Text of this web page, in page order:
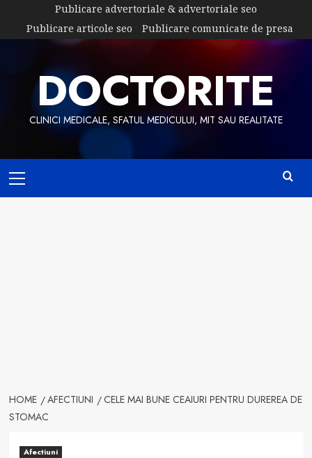
content
Publicare advertoriale & advertoriale seo
Publicare articole seo
Publicare comunicate de presa
DOCTORITE
CLINICI MEDICALE, SFATUL MEDICULUI, MIT SAU REALITATE
Menu
HOME AFECTIUNI
CELE MAI BUNE CEAIURI PENTRU DUREREA DE
STOMAC
Afectiuni